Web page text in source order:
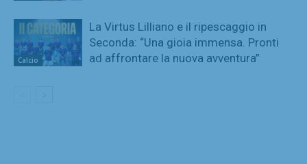
Calcio
La Virtus Lilliano e il ripescaggio in
Seconda: “Una gioia immensa. Pronti
ad affrontare la nuova avventura”